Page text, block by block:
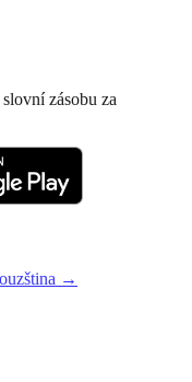
zásobu za
→